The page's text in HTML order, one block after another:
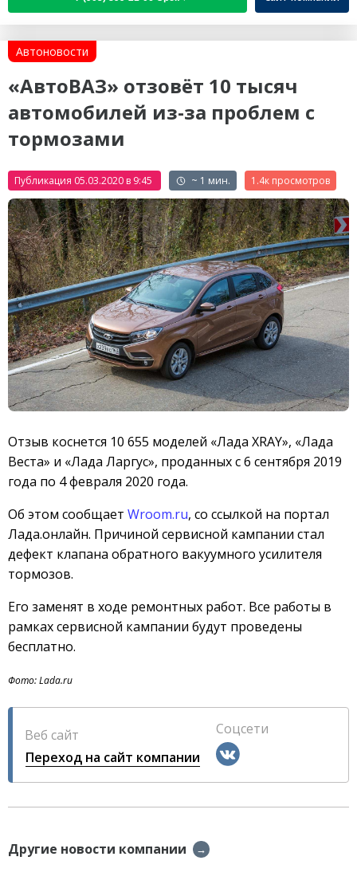
Автоновости
«АвтоВАЗ» отзовёт 10 тысяч
автомобилей из-за проблем с
тормозами
Публикация 05.03.2020 в 9:45 ~ 1 мин. 1.4к
Отзыв коснется 10 655 моделей «Лада XRAY», «Лада
Веста» и «Лада Ларгус», проданных с 6 сентября 2019
года по 4 февраля 2020 года.
Об этом сообщает Wroom.ru, со ссылкой на портал
Лада.онлайн. Причиной сервисной кампании стал
дефект клапана обратного вакуумного усилителя
тормозов.
Его заменят в ходе ремонтных работ. Все работы в
рамках сервисной кампании будут проведены
бесплатно.
Фото: Lada.ru
Веб сайт
Переход на сайт компании
Соцсети
Другие новости компании →